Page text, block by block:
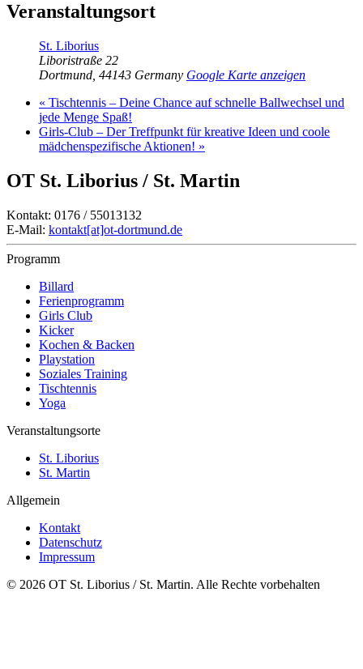
Veranstaltungsort
St. Liborius
Liboristraße 22
Dortmund 44143 Germany Google Karte anzeigen
« Tischtennis – Deine Chance auf schnelle Ballwechsel und
jede Menge Spaß!
Girls-Club – Der Treffpunkt für kreative Ideen und coole
mädchenspezifische Aktionen! »
OT St. Liborius / St. Martin
Kontakt: 0176 / 55013132
E-Mail: kontakt[at]ot-dortmund.de
Programm
Billard
Ferienprogramm
Girls Club
Kicker
Kochen & Backen
Playstation
Soziales Training
Tischtennis
Yoga
Veranstaltungsorte
St. Liborius
St. Martin
Allgemein
Kontakt
Datenschutz
Impressum
© 2026 OT St. Liborius / St. Martin. Alle Rechte vorbehalten